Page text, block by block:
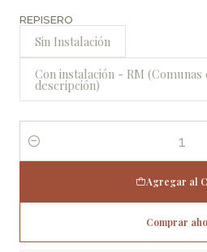
REPISERO
Sin Instalación
Con instalación - RM (Comunas
descripción)
Cantidad
Agregar al
Comprar